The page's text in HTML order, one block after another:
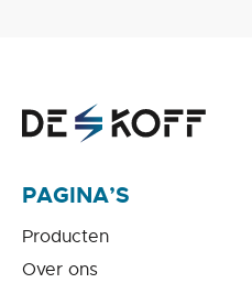
PAGINA’S
Producten
Over ons